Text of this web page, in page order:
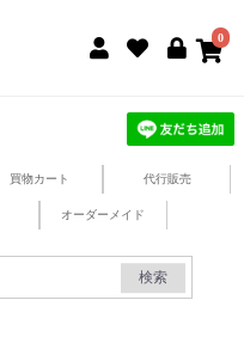
0
買物カート 代行販売
オーダーメイド
検索